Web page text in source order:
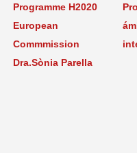
Programme H2020
European
Commmission
Dra.Sònia Parella